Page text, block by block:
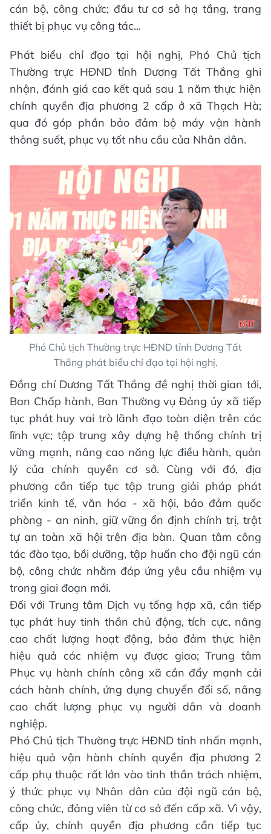
cán bộ, công chức; đầu tư cơ sở hạ tầng, trang
thiết bị phục vụ công tác...
Phát biểu chỉ đạo tại hội nghị, Phó Chủ tịch
Thường trực HĐND tỉnh Dương Tất Thắng ghi
nhận, đánh giá cao kết quả sau 1 năm thực hiện
chính quyền địa phương 2 cấp ở xã Thạch Hà;
qua đó góp phần bảo đảm bộ máy vận hành
thông suốt, phục vụ tốt nhu cầu của Nhân dân.
Phó Chủ tịch Thường trực HĐND tỉnh Dương Tất
Thắng phát biểu chỉ đạo tại hội nghị.
Đồng chí Dương Tất Thắng đề nghị thời gian tới,
Ban Chấp hành, Ban Thường vụ Đảng ủy xã tiếp
tục phát huy vai trò lãnh đạo toàn diện trên các
lĩnh vực; tập trung xây dựng hệ thống chính trị
vững mạnh, nâng cao năng lực điều hành, quản
lý của chính quyền cơ sở. Cùng với đó, địa
phương cần tiếp tục tập trung giải pháp phát
triển kinh tế, văn hóa - xã hội, bảo đảm quốc
phòng - an ninh, giữ vững ổn định chính trị, trật
tự an toàn xã hội trên địa bàn. Quan tâm công
tác đào tạo, bồi dưỡng, tập huấn cho đội ngũ cán
bộ, công chức nhằm đáp ứng yêu cầu nhiệm vụ
trong giai đoạn mới.
​Đối với Trung tâm Dịch vụ tổng hợp xã, cần tiếp
tục phát huy tinh thần chủ động, tích cực, nâng
cao chất lượng hoạt động, bảo đảm thực hiện
hiệu quả các nhiệm vụ được giao; Trung tâm
Phục vụ hành chính công xã cần đẩy mạnh cải
cách hành chính, ứng dụng chuyển đổi số, nâng
cao chất lượng phục vụ người dân và doanh
nghiệp.
Phó Chủ tịch Thường trực HĐND tỉnh nhấn mạnh,
hiệu quả vận hành chính quyền địa phương 2
cấp phụ thuộc rất lớn vào tinh thần trách nhiệm,
ý thức phục vụ Nhân dân của đội ngũ cán bộ,
công chức, đảng viên từ cơ sở đến cấp xã. Vì vậy,
cấp ủy, chính quyền địa phương cần tiếp tục